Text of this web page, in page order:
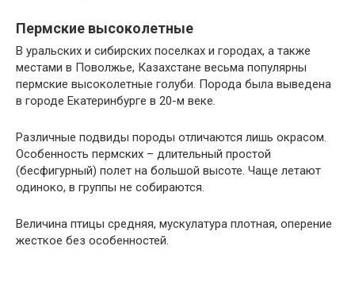
Пермские высоколетные
В уральских и сибирских поселках и городах, а также
местами в Поволжье, Казахстане весьма популярны
пермские высоколетные голуби. Порода была выведена
в городе Екатеринбурге в 20-м веке.
Различные подвиды породы отличаются лишь окрасом.
Особенность пермских – длительный простой
(бесфигурный) полет на большой высоте. Чаще летают
одиноко, в группы не собираются.
Величина птицы средняя, мускулатура плотная, оперение
жесткое без особенностей.